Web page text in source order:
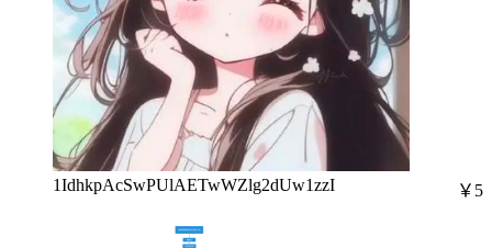
1IdhkpAcSwPUlAETwWZlg2dUw1zzI ￥5